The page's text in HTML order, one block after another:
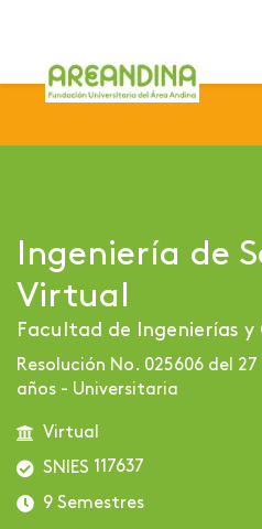
Ingeniería de
Virtual
Facultad de Ingenierías y
Resolución No. 025606 del
años - Universitaria
Virtual
SNIES 117637
9 Semestres